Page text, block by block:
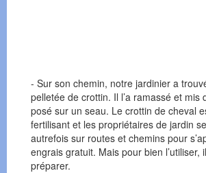
- Sur son chemin, notre jardinier a
pelletée de crottin. Il l’a ramassé et mis
posé sur un seau. Le crottin de cheval
fertilisant et les propriétaires de jardin
autrefois sur routes et chemins pour
engrais gratuit. Mais pour bien l’utiliser,
préparer.